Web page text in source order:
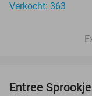
Verkocht: 363
Entree